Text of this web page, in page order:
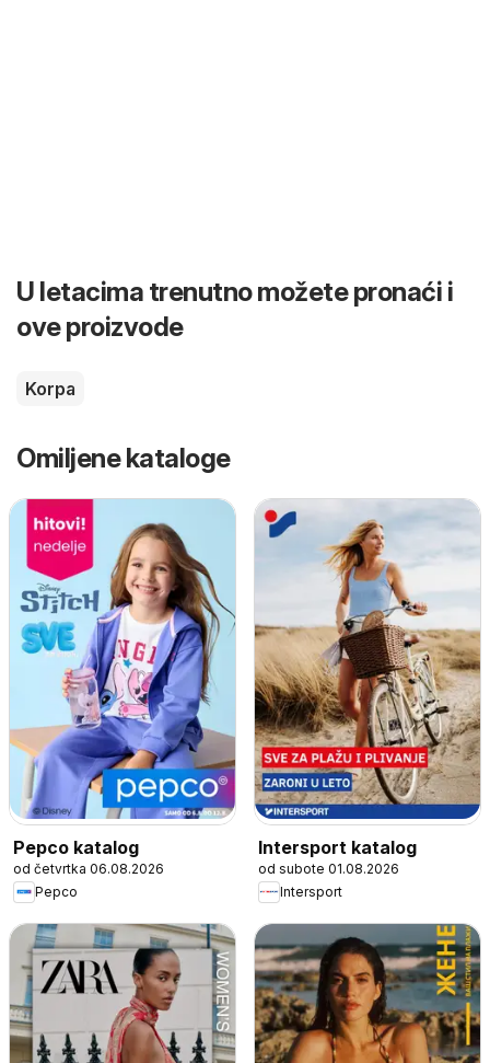
U letacima trenutno možete pronaći i
ove proizvode
Korpa
Omiljene kataloge
Pepco katalog
od četvrtka 06.08.2026
Pepco
Intersport katalog
od subote 01.08.2026
Intersport